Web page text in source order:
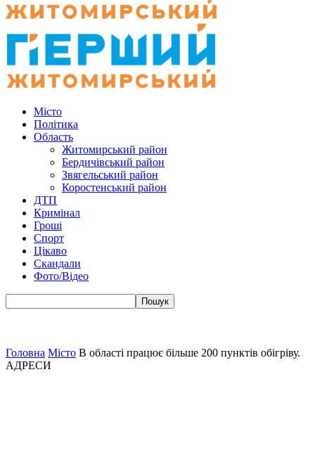
Місто
Політика
Область
Житомирський район
Бердичівський район
Звягельський район
Коростенський район
ДТП
Кримінал
Гроші
Спорт
Цікаво
Скандали
Фото/Відео
Головна Місто В області працює більше 200 пунктів обігріву.
АДРЕСИ